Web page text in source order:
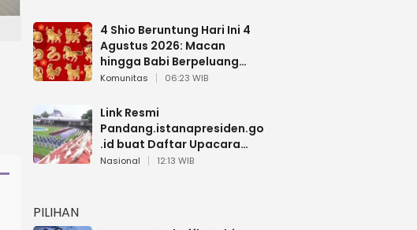
4 Shio Beruntung Hari Ini 4
Agustus 2026: Macan
hingga Babi Berpeluang
Dapat Kabar Baik
Komunitas 06:23 WIB
Link Resmi
Pandang.istanapresiden.go
.id buat Daftar Upacara
Bendera HUT RI di Istana
Nasional 12:13 WIB
PILIHAN